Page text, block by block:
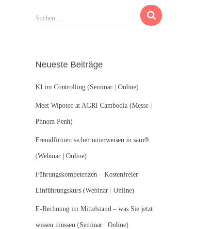
u
n
a
h
:
Suchen …
Neueste Beiträge
KI im Controlling (Seminar | Online)
Meet Wipotec at AGRI Cambodia (Messe |
Phnom Penh)
Fremdfirmen sicher unterweisen in sam®
(Webinar | Online)
Führungskompetenzen – Kostenfreier
Einführungskurs (Webinar | Online)
E-Rechnung im Mittelstand – was Sie jetzt
wissen müssen (Seminar | Online)